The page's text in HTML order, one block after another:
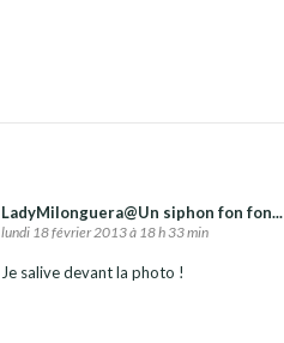
LadyMilonguera@Un siphon fon fon...
lundi 18 février 2013 à 18 h 33 min
Je salive devant la photo !